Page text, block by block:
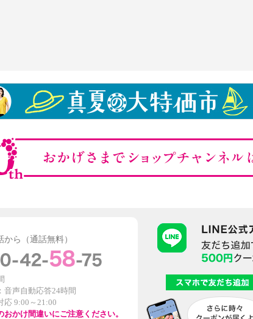
から（通話無料）
音声自動応答24時間
応 9:00～21:00
かけ間違いにご注意ください。